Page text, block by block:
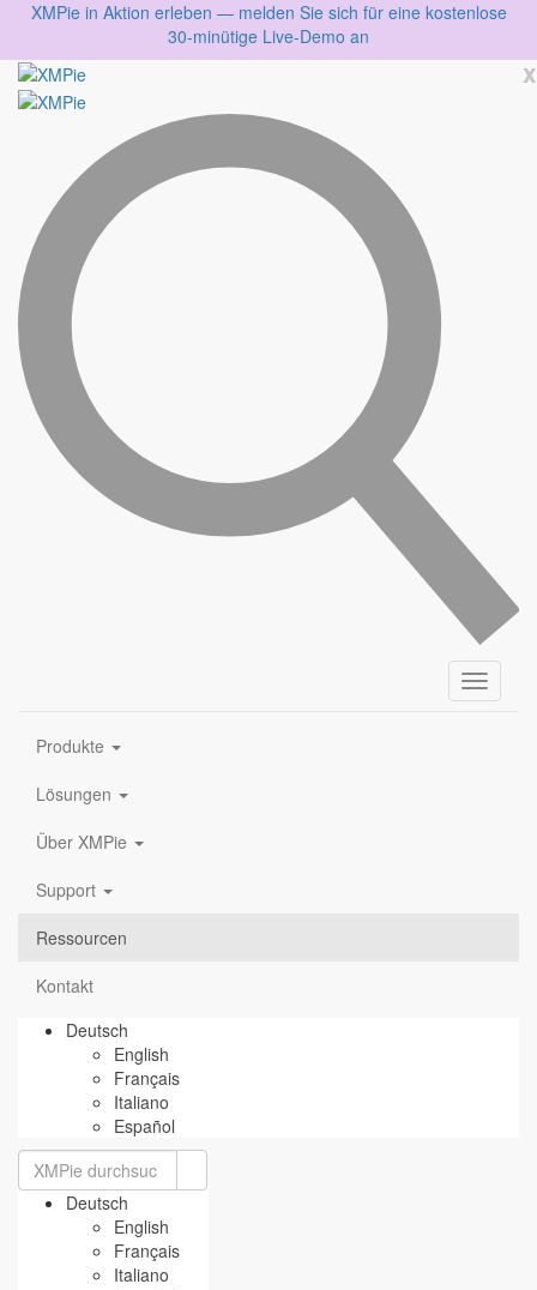
XMPie in Aktion erleben — melden Sie sich für eine kostenlose
30-minütige Live-Demo an
x
Toggle
Produkte
Lösungen
Über XMPie
Support
Ressourcen
Kontakt
Deutsch
English
Français
Italiano
Español
Suchen
nach:
Deutsch
English
Français
Italiano